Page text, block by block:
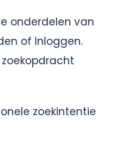
onderdelen van
of Inloggen.
zoekintentie